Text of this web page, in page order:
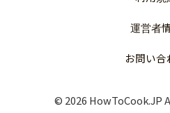
運営者
お問い合
© 2026 HowToCook.JP